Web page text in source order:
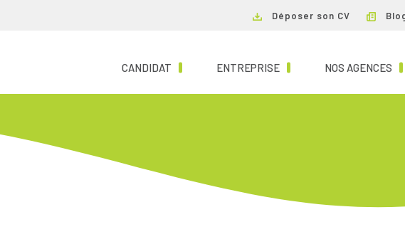
Déposer son CV
CANDIDAT (CURRENT)ENTREPRISE(CURRENT)NOS AGENCES